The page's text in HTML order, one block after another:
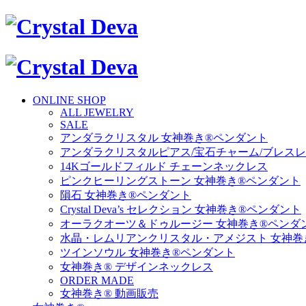
ONLINE SHOP
ALL JEWELRY
SALE
アンダラクリスタル 女神巻き®ペンダント
アンダラクリスタルピアス/宝石チャーム/ブレスレ
14Kゴールドフィルド チェーンネックレス
ピンクヒーリングストーン 女神巻き®ペンダント
隕石 女神巻き®ペンダント
Crystal Deva’s セレクション 女神巻き®ペンダント
オーラクオーツ＆ドゥルージー 女神巻き®ペンダ
水晶・レムリアンクリスタル・アメジスト 女神
ツインソウル 女神巻き®ペンダント
女神巻き® デザインネックレス
ORDER MADE
女神巻き® 動画販売